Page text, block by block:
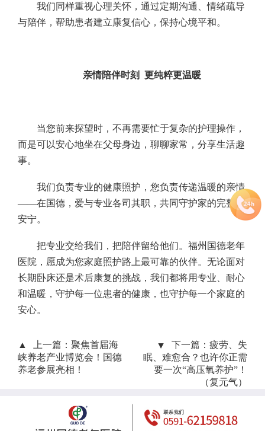
我们同样重视心理关怀，通过定期沟通、情绪疏导
与陪伴，帮助患者建立康复信心，保持心境平和。
亲情陪伴时刻 更纯粹更温暖
当您前来探望时，不再需要忙于复杂的护理操作，
而是可以安心地坐在父母身边，聊聊家常，分享生活趣
事。
我们负责专业的健康照护，您负责传递温暖的亲情
——在国德，爱与专业各司其职，共同守护家的完整与
安宁。
把专业交给我们，把陪伴留给他们。福州国德老年
医院，愿成为您家庭照护路上最可靠的伙伴。无论面对
长期卧床还是术后康复的挑战，我们都将用专业、耐心
和温暖，守护每一位患者的健康，也守护每一个家庭的
安心。
上一篇： 聚焦首届海
峡养老产业博览会！国德
养老参展亮相！
下一篇：疲劳、失
眠、难愈合？也许你正需
要一次“高压氧养护”！
（复元气）